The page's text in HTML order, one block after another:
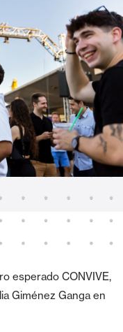
esperado CONVIVE,
Giménez Ganga en